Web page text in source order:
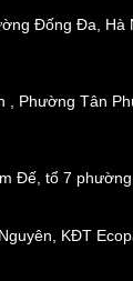
Đống Đa, Hà
, Phường Tân
Đế, tổ 7
KĐT